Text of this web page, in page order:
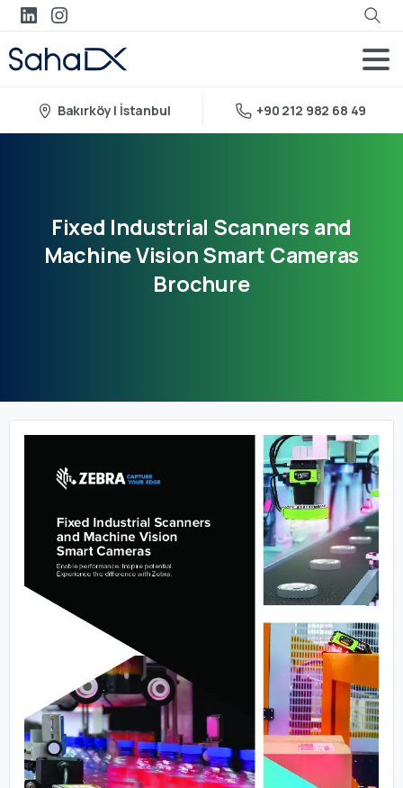
Bakırköy | İstanbul +90 212 982 68 49
Fixed Industrial Scanners and
MachineVisionSmart Cameras
Brochure